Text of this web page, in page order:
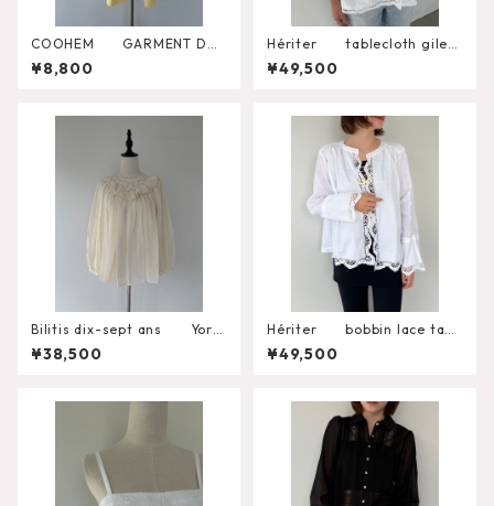
COOHEM GARMENT DYE
D SOLID T-SHIRT（Short Sle
eve Crew）
¥8,800
Hériter tablecloth gilet
H0-00-3102
¥49,500
Bilitis dix-sept ans York
Lace Blouse 2911-960
¥38,500
Hériter bobbin lace tabl
ecloth blouse H0-00-3
099
¥49,500